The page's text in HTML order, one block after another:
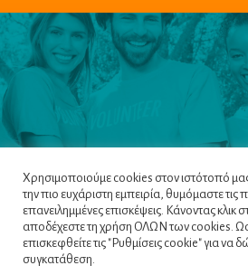
Πλοηγός Πολιτική
Χρησιμοποιούμε cookies στον ιστότοπό
την πιο ευχάριστη εμπειρία, θυμόμαστε τις
επανειλημμένες επισκέψεις. Κάνοντας
αποδέχεστε τη χρήση ΟΛΩΝ των cookies.
επισκεφθείτε τις "Ρυθμίσεις cookie" για να
συγκατάθεση.